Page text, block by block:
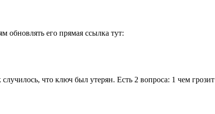
его прямая ссылка тут:
что ключ был утерян. Есть 2 вопроса: 1 чем